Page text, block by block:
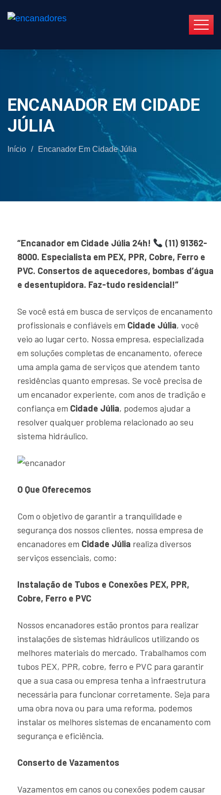
ENCANADOR EM CIDADE
JÚLIA
Início / Encanador Em Cidade Júlia
“Encanador em Cidade Júlia 24h!
(11) 91362-
8000. Especialista em PEX, PPR, Cobre, Ferro e
PVC. Consertos de aquecedores, bombas d’água
e desentupidora. Faz-tudo residencial!”
Se você está em busca de serviços de encanamento
profissionais e confiáveis em Cidade Júlia, você
veio ao lugar certo. Nossa empresa, especializada
em soluções completas de encanamento, oferece
uma ampla gama de serviços que atendem tanto
residências quanto empresas. Se você precisa de
um encanador experiente, com anos de tradição e
confiança em Cidade Júlia, podemos ajudar a
resolver qualquer problema relacionado ao seu
sistema hidráulico.
O Que Oferecemos
Com o objetivo de garantir a tranquilidade e
segurança dos nossos clientes, nossa empresa de
encanadores em Cidade Júlia realiza diversos
serviços essenciais, como:
Instalação de Tubos e Conexões PEX, PPR,
Cobre, Ferro e PVC
Nossos encanadores estão prontos para realizar
instalações de sistemas hidráulicos utilizando os
melhores materiais do mercado. Trabalhamos com
tubos PEX, PPR, cobre, ferro e PVC para garantir
que a sua casa ou empresa tenha a infraestrutura
necessária para funcionar corretamente. Seja para
uma obra nova ou para uma reforma, podemos
instalar os melhores sistemas de encanamento com
segurança e eficiência.
Conserto de Vazamentos
Vazamentos em canos ou conexões podem causar